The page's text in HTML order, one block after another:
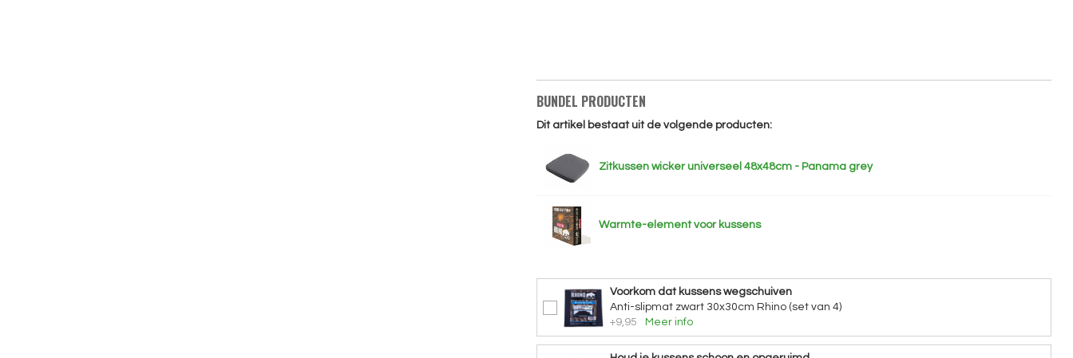
BUNDEL PRODUCTEN
Dit artikel bestaat uit de volgende producten:
Zitkussen wicker universeel 48x48cm - Panama grey
Warmte-element voor kussens
Voorkom dat kussens wegschuiven
Anti-slipmat zwart 30x30cm Rhino (set van 4)
+9,95
Meer info